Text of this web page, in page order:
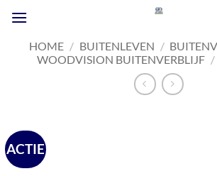
naar
inhoudHOME / BUITENLEVEN /
WOODVISION BUITENVERBLIJF /
ACTIE